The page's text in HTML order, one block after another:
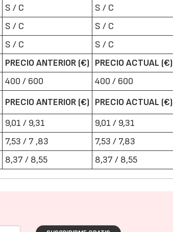
S / C
S / C
S / C
S / C
S / C
S / C
PRECIO ANTERIOR (€) PRECIO ACTUAL (€)
400 / 600
400 / 600
PRECIO ANTERIOR (€) PRECIO ACTUAL (€)
9,01 / 9,31
9,01 / 9,31
7,53 / 7 ,83
7,53 / 7,83
8,37 / 8,55 8,37 / 8,55